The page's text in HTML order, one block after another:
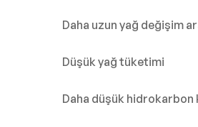
Daha uzun yağ değişim
Düşük yağ tüketimi
Daha düşük hidrokarbon